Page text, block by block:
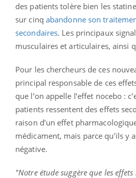
des patients tolère bien les
sur cinq abandonne son
secondaires. Les principaux
musculaires et articulaires, ainsi
Pour les chercheurs de ces
principal responsable de ces
que l’on appelle l’effet nocebo :
patients ressentent des effets
raison d’un effet
médicament, mais parce qu’ils y
négative.
"Notre étude suggère que les effets